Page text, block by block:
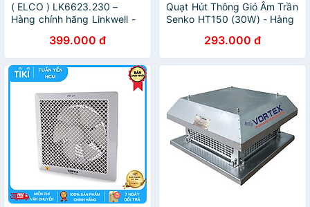
( ELCO ) LK6623.230 –
Hàng chính hãng Linkwell -
399.000 đ
Quạt Hút Thông Gió Âm Trần
Senko HT150 (30W) - Hàng
293.000 đ